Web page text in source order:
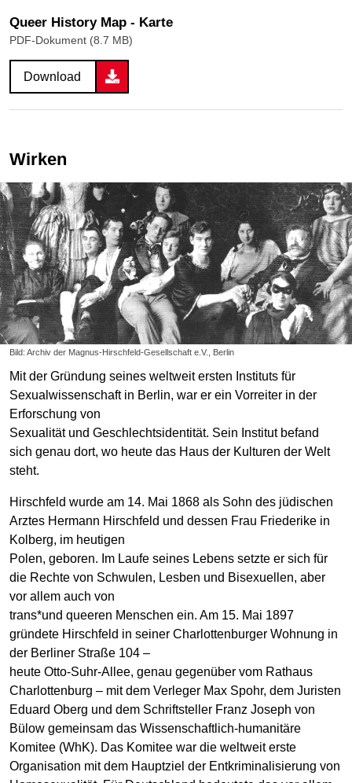
Queer History Map - Karte
PDF-Dokument (8.7 MB)
Download
Bild: Archiv der Magnus-Hirschfeld-Gesellschaft e.V., Berlin
Wirken
Mit der Gründung seines weltweit ersten Instituts für
Sexualwissenschaft in Berlin, war er ein Vorreiter in der
Erforschung von
Sexualität und Geschlechtsidentität. Sein Institut befand
sich genau dort, wo heute das Haus der Kulturen der Welt
steht.
Hirschfeld wurde am 14. Mai 1868 als Sohn des jüdischen
Arztes Hermann Hirschfeld und dessen Frau Friederike in
Kolberg, im heutigen
Polen, geboren. Im Laufe seines Lebens setzte er sich für
die Rechte von Schwulen, Lesben und Bisexuellen, aber
vor allem auch von
trans*und queeren Menschen ein. Am 15. Mai 1897
gründete Hirschfeld in seiner Charlottenburger Wohnung in
der Berliner Straße 104 –
heute Otto-Suhr-Allee, genau gegenüber vom Rathaus
Charlottenburg – mit dem Verleger Max Spohr, dem Juristen
Eduard Oberg und dem Schriftsteller Franz Joseph von
Bülow gemeinsam das Wissenschaftlich-humanitäre
Komitee (WhK). Das Komitee war die weltweit erste
Organisation mit dem Hauptziel der Entkriminalisierung von